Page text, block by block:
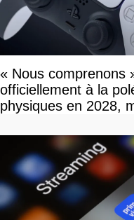
« Nous comprenons
officiellement à la
physiques en 2028,